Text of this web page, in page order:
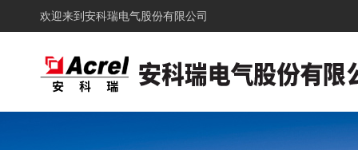
欢迎来到 安科瑞电气股份有限公司